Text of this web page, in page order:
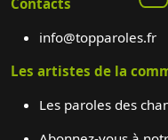
info@topparoles.fr
Les artistes de la
Les paroles des